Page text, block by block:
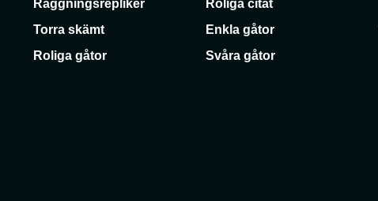
Raggningsrepliker
Roliga citat
Torra skämt
Enkla gåtor
Roliga gåtor
Svåra gåtor